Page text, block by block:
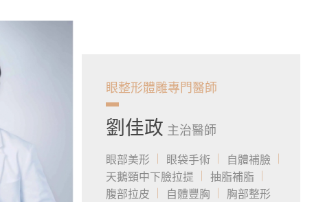
眼整形體雕專門醫師
劉佳政 主治醫師
眼部美形 眼袋手術
自體補臉
天鵝頸中下臉拉提
抽脂補脂
腹部拉皮
自體豐胸 胸部整形